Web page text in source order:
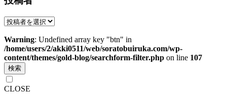
Warning: Undefined array key "btn" in
/home/users/2/akki0511/web/soratobuiruka.com/wp-
content/themes/gold-blog/searchform-filter.php on line 107
検索
CLOSE